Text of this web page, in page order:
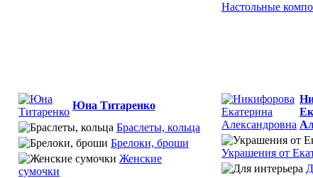
Настольные
Юна Титаренко
Браслеты, кольца
Брелоки, броши
Женские
сумочки
Украшения от